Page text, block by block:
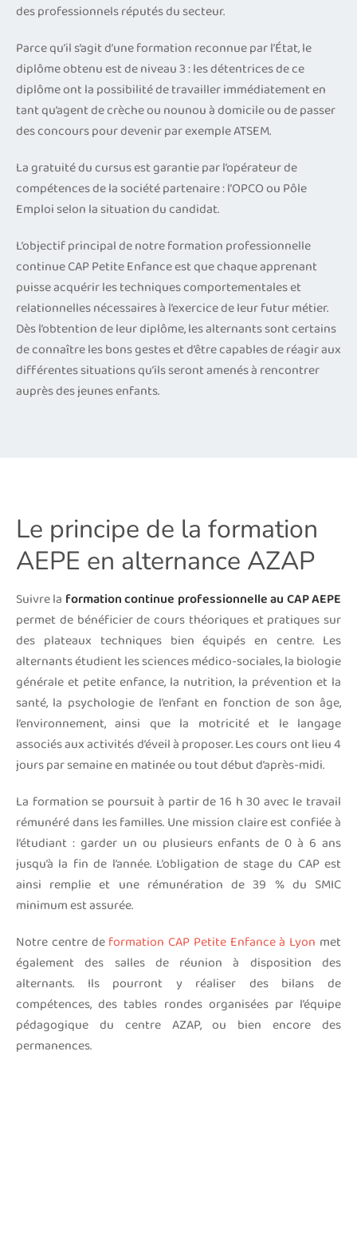
des professionnels réputés du secteur.
Parce qu’il s’agit d’une formation reconnue par l’État, le
diplôme obtenu est de niveau 3 : les détentrices de ce
diplôme ont la possibilité de travailler immédiatement en
tant qu’agent de crèche ou nounou à domicile ou de passer
des concours pour devenir par exemple ATSEM.
La gratuité du cursus est garantie par l’opérateur de
compétences de la société partenaire : l’OPCO ou Pôle
Emploi selon la situation du candidat.
L’objectif principal de notre formation professionnelle
continue CAP Petite Enfance est que chaque apprenant
puisse acquérir les techniques comportementales et
relationnelles nécessaires à l’exercice de leur futur métier.
Dès l’obtention de leur diplôme, les alternants sont certains
de connaître les bons gestes et d’être capables de réagir aux
différentes situations qu’ils seront amenés à rencontrer
auprès des jeunes enfants.
Le principe de la formation
AEPE en alternance AZAP
Suivre la formation continue professionnelle au CAP AEPE
permet de bénéficier de cours théoriques et pratiques sur
des plateaux techniques bien équipés en centre. Les
alternants étudient les sciences médico-sociales, la biologie
générale et petite enfance, la nutrition, la prévention et la
santé, la psychologie de l’enfant en fonction de son âge,
l’environnement, ainsi que la motricité et le langage
associés aux activités d’éveil à proposer. Les cours ont lieu 4
jours par semaine en matinée ou tout début d’après-midi.
La formation se poursuit à partir de 16 h 30 avec le travail
rémunéré dans les familles. Une mission claire est confiée à
l’étudiant : garder un ou plusieurs enfants de 0 à 6 ans
jusqu’à la fin de l’année. L’obligation de stage du CAP est
ainsi remplie et une rémunération de 39 % du SMIC
minimum est assurée.
Notre centre de formation CAP Petite Enfance à Lyon met
également des salles de réunion à disposition des
alternants. Ils pourront y réaliser des bilans de
compétences, des tables rondes organisées par l’équipe
pédagogique du centre AZAP, ou bien encore des
permanences.